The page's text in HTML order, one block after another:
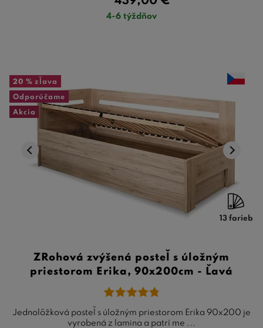
4-6 týždňov
20 % zľava
Odporúčame
Akcia
13 farieb
ZRohová zvýšená posteľ s úložným
priestorom Erika, 90x200cm - Ľavá
Jednolôžková posteľ s úložným priestorom Erika 90x200 je
vyrobená z lamina a patrí me ...